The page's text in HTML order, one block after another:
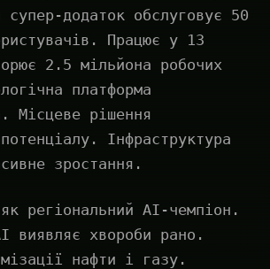
супер-додаток обслуговує 50
Працює у 13
2.5 мільйона робочих
платформа
Місцеве рішення
Інфраструктура
зростання.
регіональний AI-чемпіон.
виявляє хвороби рано.
нафти і газу.